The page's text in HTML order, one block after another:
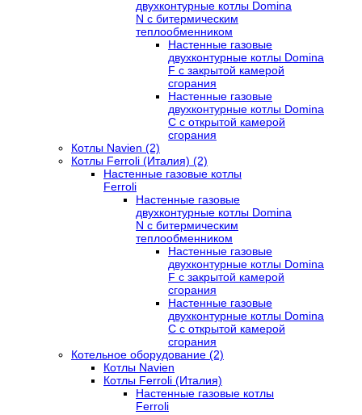
двухконтурные котлы Domina
N с битермическим
теплообменником
Настенные газовые
двухконтурные котлы Domina
F с закрытой камерой
сгорания
Настенные газовые
двухконтурные котлы Domina
C с открытой камерой
сгорания
Котлы Navien (2)
Котлы Ferroli (Италия) (2)
Настенные газовые котлы
Ferroli
Настенные газовые
двухконтурные котлы Domina
N с битермическим
теплообменником
Настенные газовые
двухконтурные котлы Domina
F с закрытой камерой
сгорания
Настенные газовые
двухконтурные котлы Domina
C с открытой камерой
сгорания
Котельное оборудование (2)
Котлы Navien
Котлы Ferroli (Италия)
Настенные газовые котлы
Ferroli